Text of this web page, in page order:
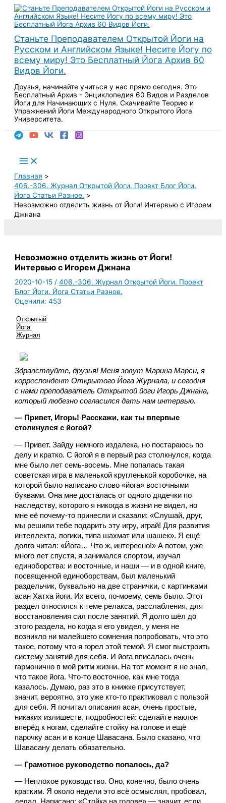
Перейти
содержимому
Станьте Преподавателем Открытой Йоги на
Русском и Английском Языке! Несите Йогу по
всему миру! Это Бесплатный Йога Архив 60
Видов Йоги.
Друзья, начинайте учиться у нас прямо сегодня. Это
Бесплатный Архив - Энциклопедия 60 Видов и Разделов
Йоги для Начинающих с Нуля. Скачивайте Теорию и
Упражнений Йоги Международного Открытого Йога
Университета.
Main
Menu
Главная
406.-306. Журнал Открытой Йоги. Проект Блог Йоги.
Йога Статьи Разное.
Невозможно отделить жизнь от Йоги! Интервью с Игорем
Джнана
Невозможно отделить жизнь от Йоги!
Интервью с Игорем Джнана
2020-10-15/406.-306. Журнал Открытой Йоги. Проект
Блог Йоги. Йога Статьи Разное.
Оценили: 453
Открытый
Йога
Журнал
Здравствуйте, друзья! Меня зовут Марина Марси, я
корреспондент Открытого Йога Журнала, и сегодня
с нами преподаватель Открытой йоги Игорь Джнана,
который любезно согласился дать нам интервью.
— Привет, Игорь! Расскажи, как ты впервые
столкнулся с йогой?
— Привет. Зайду немного издалека, но постараюсь по
делу и кратко. С йогой я в первый раз столкнулся, когда
мне было лет семь-восемь. Мне попалась такая
советская игра в маленькой кругленькой коробочке, на
которой было написано слово «йога» восточными
буквами. Она мне досталась от одного дядечки по
наследству, которого я никогда в жизни не видел, но
мне её почему-то принесли и сказали: «Слушай, друг,
мы решили тебе подарить эту игру, играй! Для развития
интеллекта, логики, типа шахмат или шашек». Я ещё
долго читал: «Йога… Что ж, интересно!» А потом, уже
много лет спустя, я занимался спортом, изучал
единоборства: и восточные, и наши — и в одной книге,
посвященной единоборствам, был маленький
раздельчик, буквально на две странички, с картинками
асан Хатха йоги. Их всего, по-моему, семь было. Этот
раздел относился к теме релакса, расслабления, для
восстановления сил после занятий. Я долго шëл до
этого раздела, но когда я его увидел, у меня не
возникло ни малейшего сомнения попробовать, что это
такое, потому что я горел этой темой. Я смог выстроить
систему занятий для себя. И йога вписалась очень
гармонично в мой ритм жизни. На тот момент я не знал,
что такое йога. Что-то восточное, как мне тогда
казалось. Думаю, раз это в книжке присутствует,
значит, вероятно, это уже кто-то практиковал с пользой
для себя. Я почитал описания асан, очень простые,
никаких излишеств, подробностей: сделайте наклон
вперёд к ногам, сделайте стойку на голове и ещё
парочку асан и в конце Шавасана. Было сказано, что
Шавасану делать обязательно.
— Грамотное руководство попалось, да?
— Неплохое руководство. Оно, конечно, было очень
кратким. Я около недели это всё осмыслял, пробовал,